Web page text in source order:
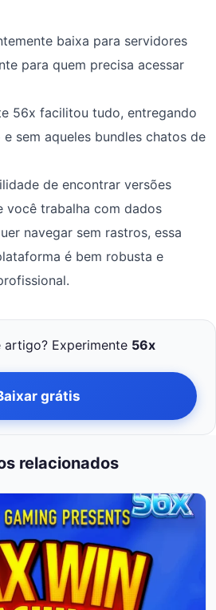
baixa para servidores
para quem precisa acessar
56x facilitou tudo, entregando
sem aqueles bundles chatos de
de encontrar versões
você trabalha com dados
navegar sem rastros, essa
é bem robusta e
artigo? Experimente 56x
grátis
relacionados